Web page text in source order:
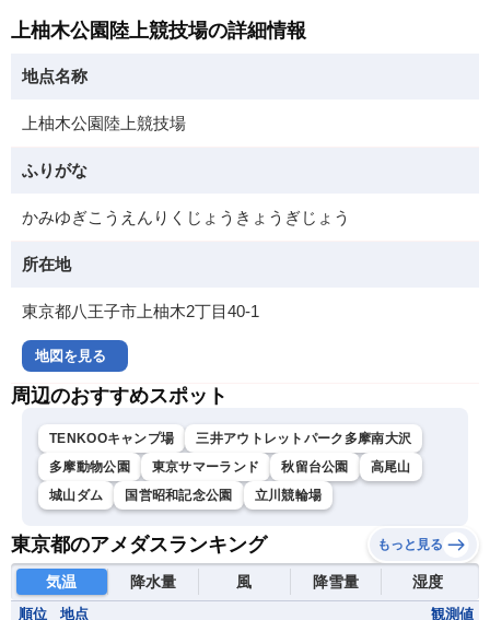
上柚木公園陸上競技場の詳細情報
地点名称
上柚木公園陸上競技場
ふりがな
かみゆぎこうえんりくじょうきょうぎじょう
所在地
東京都八王子市上柚木2丁目40-1
地図を見る
周辺のおすすめスポット
TENKOOキャンプ場
三井アウトレットパーク多摩南大沢
多摩動物公園
東京サマーランド 秋留台公園
高尾山
城山ダム
国営昭和記念公園 立川競輪場
東京都のアメダスランキング もっと見る
気温 降水量 風 降雪量 湿度
順位 地点 観測値